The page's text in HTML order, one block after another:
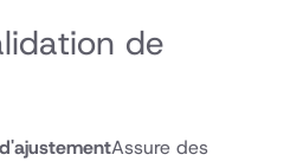
de
Assure des